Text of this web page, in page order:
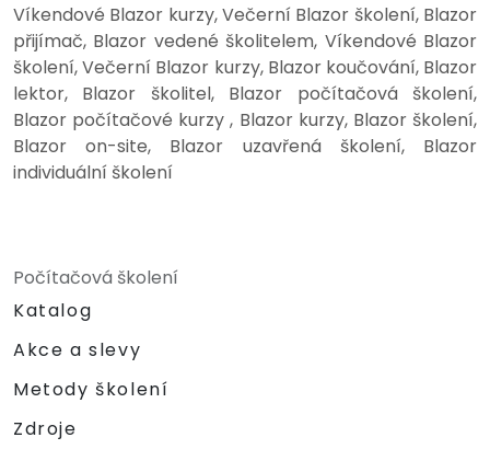
Víkendové Blazor kurzy, Večerní Blazor školení, Blazor
přijímač, Blazor vedené školitelem, Víkendové Blazor
školení, Večerní Blazor kurzy, Blazor koučování, Blazor
lektor, Blazor školitel, Blazor počítačová školení,
Blazor počítačové kurzy , Blazor kurzy, Blazor školení,
Blazor on-site, Blazor uzavřená školení, Blazor
individuální školení
Počítačová školení
Katalog
Akce a slevy
Metody školení
Zdroje